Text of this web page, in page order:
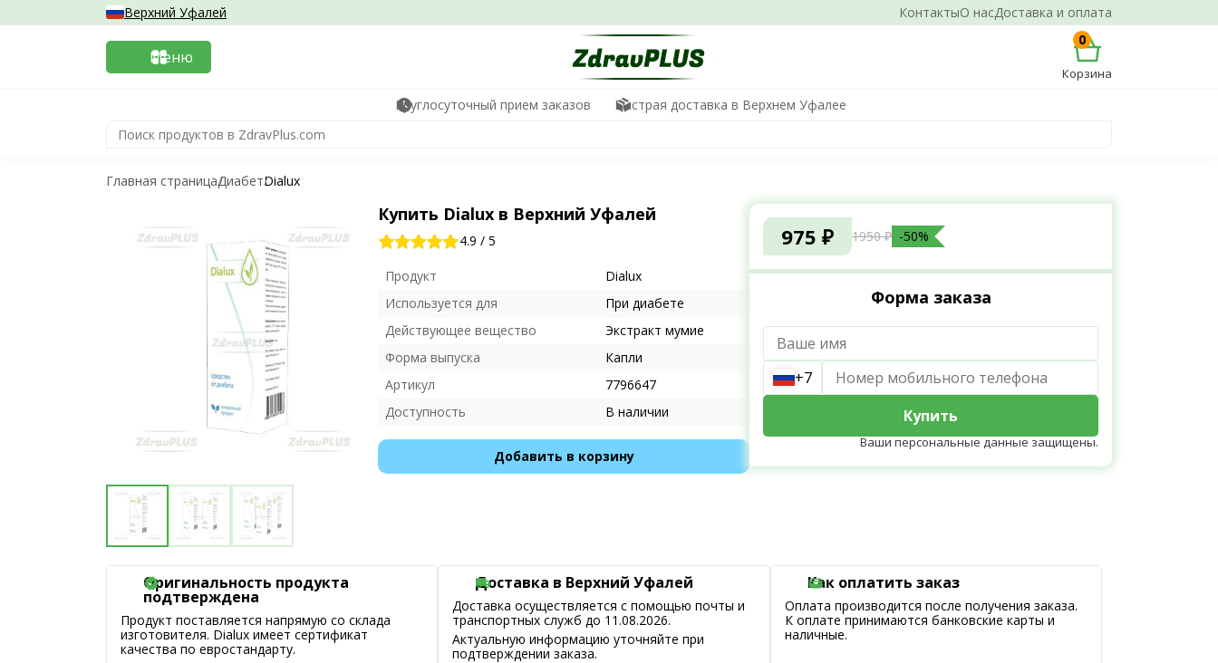
КонтактыО насДоставка и оплата
Верхний Уфалей
Меню
0
Корзина
Круглосуточный прием заказов Быстрая доставка в Верхнем Уфалее
Главная страницаДиабетDialux
Купить Dialux в Верхний Уфалей
4.9 / 5
Продукт
Dialux
Используется для
При диабете
Действующее вещество
Экстракт мумие
Форма выпуска
Капли
Артикул
7796647
Доступность
В наличии
Добавить в корзину
975 ₽ 1950 ₽ -50%
Форма заказа
+7
Купить
Ваши персональные данные защищены.
Оригинальность продукта
подтверждена
Продукт поставляется напрямую со склада
изготовителя. Dialux имеет сертификат
качества по евростандарту.
Доставка в Верхний Уфалей
Доставка осуществляется с помощью почты и
транспортных служб до 11.08.2026.
Актуальную информацию уточняйте при
подтверждении заказа.
Как оплатить заказ
Оплата производится после получения заказа.
К оплате принимаются банковские карты и
наличные.